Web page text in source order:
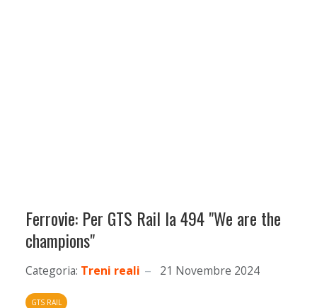
Ferrovie: Per GTS Rail la 494 "We are the
champions"
Categoria: Treni reali 21 Novembre 2024
GTS RAIL